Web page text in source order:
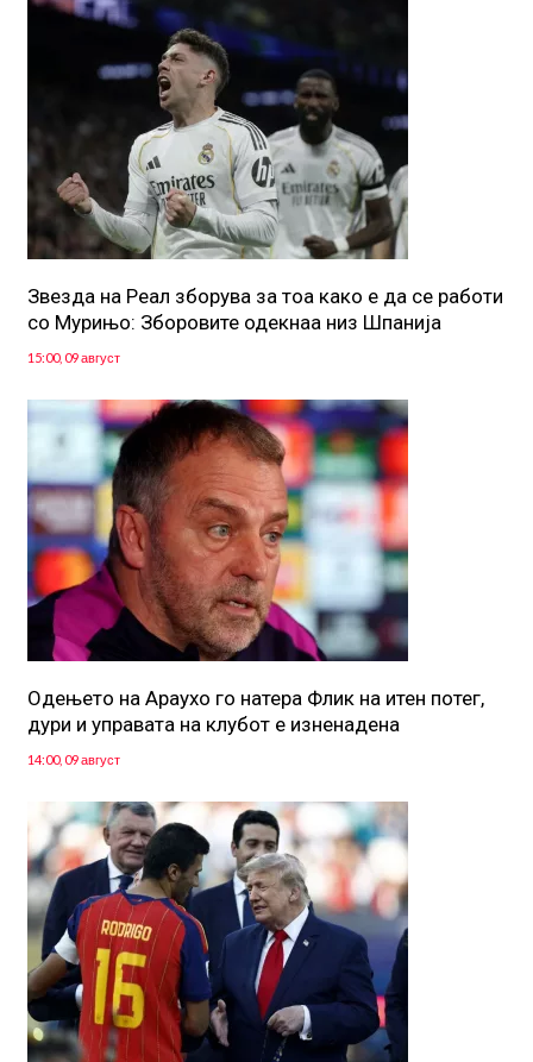
Звезда на Реал зборува за тоа како е да се работи
со Мурињо: Зборовите одекнаа низ Шпанија
15:00, 09 август
Одењето на Араухо го натера Флик на итен потег,
дури и управата на клубот е изненадена
14:00, 09 август